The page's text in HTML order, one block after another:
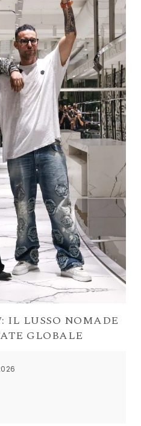
IL LUSSO NOMADE
GLOBALE